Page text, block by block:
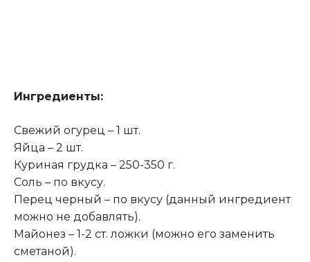
Ингредиенты:
Свежий огурец – 1 шт.
Яйца – 2 шт.
Куриная грудка – 250-350 г.
Соль – по вкусу.
Перец черный – по вкусу (данный ингредиент
можно не добавлять).
Майонез – 1-2 ст. ложки (можно его заменить
сметаной).